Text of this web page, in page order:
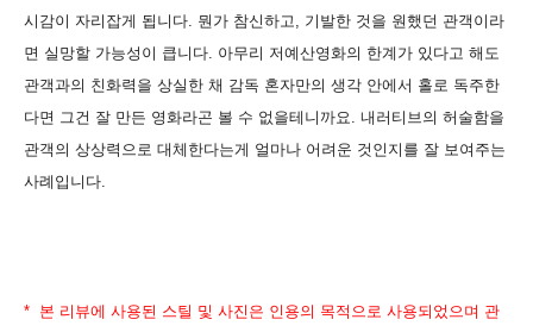
시감이 자리잡게 됩니다. 뭔가 참신하고, 기발한 것을 원했던 관객이라
면 실망할 가능성이 큽니다. 아무리 저예산영화의 한계가 있다고 해도
관객과의 친화력을 상실한 채 감독 혼자만의 생각 안에서 홀로 독주한
다면 그건 잘 만든 영화라곤 볼 수 없을테니까요. 내러티브의 허술함을
관객의 상상력으로 대체한다는게 얼마나 어려운 것인지를 잘 보여주는
사례입니다.
* 본 리뷰에 사용된 스틸 및 사진은 인용의 목적으로 사용되었으며 관